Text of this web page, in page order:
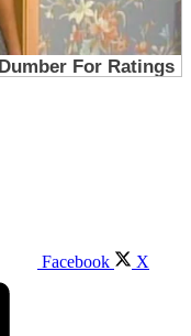
Facebook X